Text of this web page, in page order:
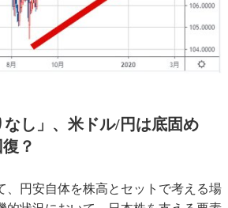
し」、米ドル/円は底固め
？
円安自体を株高とセットで考える場